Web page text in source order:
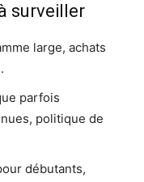
surveiller
large, achats
parfois
politique de
débutants,